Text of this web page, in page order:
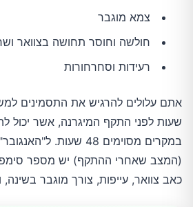
צמא מוגבר
חולשה וחוסר תחושה בצוואר
רעידות וסחרחורות
במקרים מסוימים 48 שעות.
(המצב שאחרי ההתקף) יש מספר
כאב צוואר, עייפות, צורך מוגבר בשינה,